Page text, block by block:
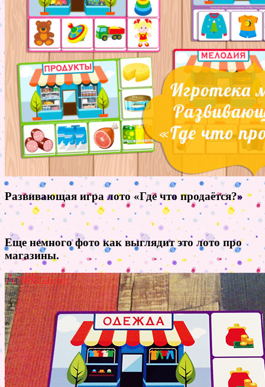
Развивающая игра лото «Где что продаётся?»
Еще немного фото как выглядит это лото про
магазины.